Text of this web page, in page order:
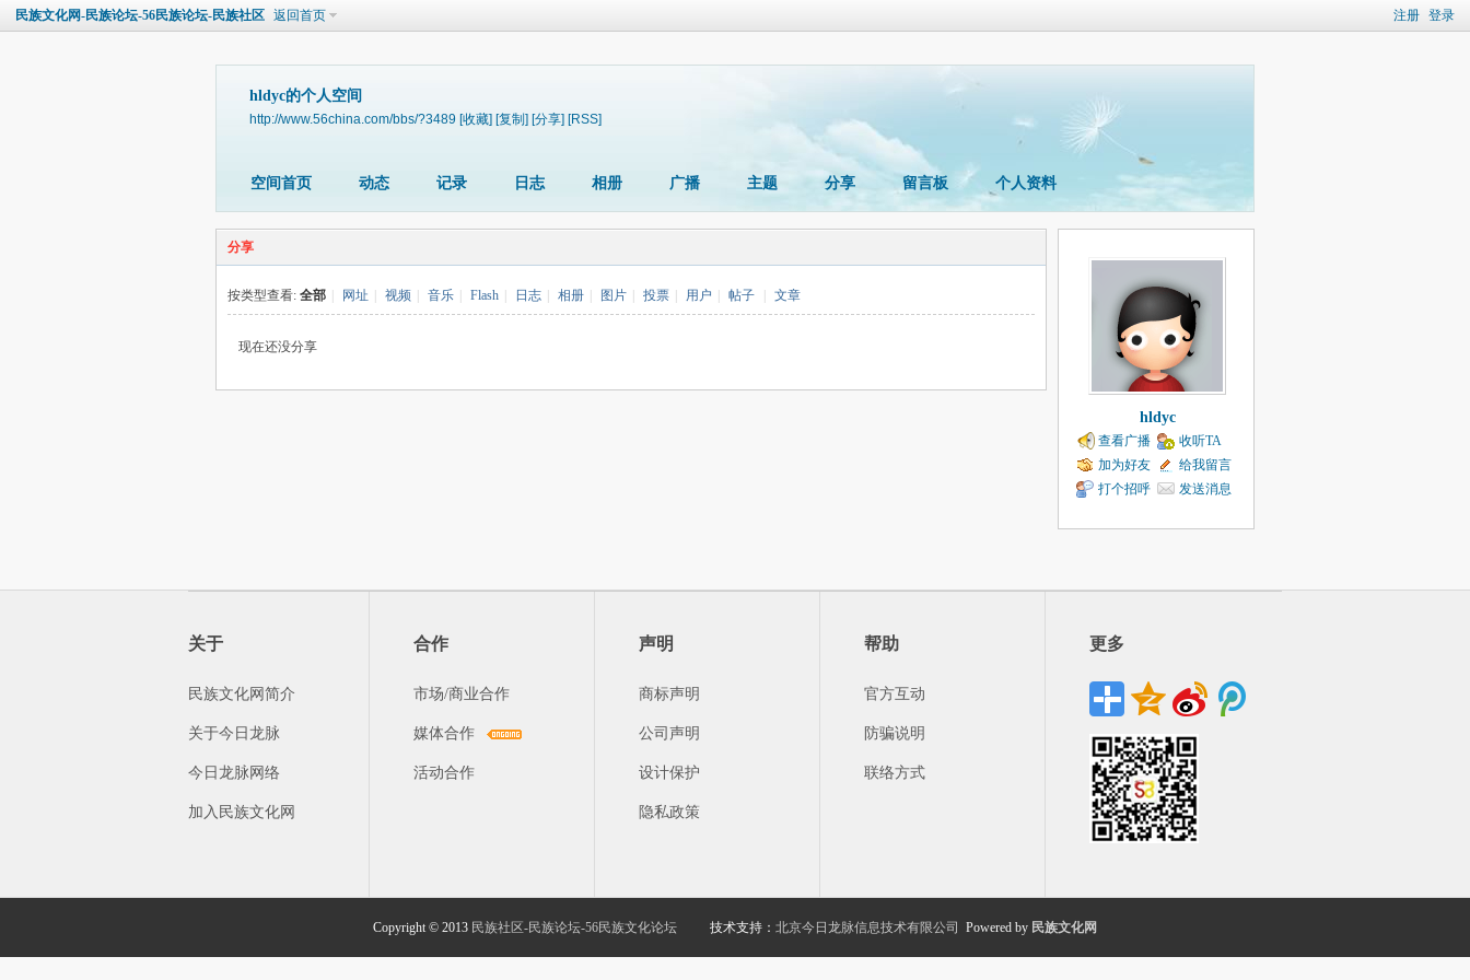
注册 登录
民族文化网-民族论坛-56民族论坛-民族社区 返回首页
hldyc的个人空间
http://www.56china.com/bbs/?3489 [收藏] [复制] [分享] [RSS]
空间首页 动态 记录 日志 相册 广播 主题 分享 留言板 个人资料
分享
按类型查看: 全部 网址 视频 音乐 Flash 日志 相册 图片 投票 用户 帖子 文章
现在还没分享
hldyc
查看广播
收听TA
加为好友
给我留言
打个招呼
发送消息
关于
民族文化网简介
关于今日龙脉
今日龙脉网络
加入民族文化网
合作
市场/商业合作
媒体合作
活动合作
声明
商标声明
公司声明
设计保护
隐私政策
帮助
官方互动
防骗说明
联络方式
更多
Copyright © 2013 民族社区-民族论坛-56民族文化论坛 技术支持： 北京今日龙脉信息技术有限公司 Powered by 民族文化网